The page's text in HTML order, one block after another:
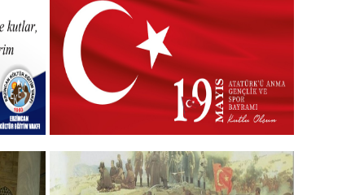
19 MAYIS 2026